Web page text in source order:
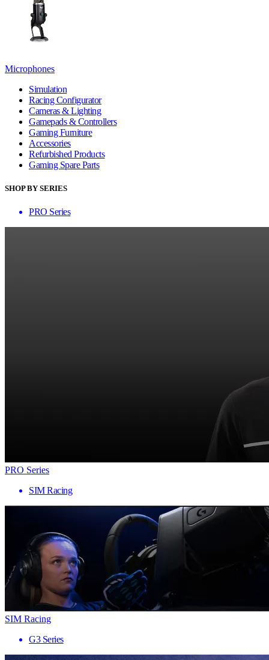
Microphones
Simulation
Racing Configurator
Cameras & Lighting
Gamepads & Controllers
Gaming Furniture
Accessories
Refurbished Products
Gaming Spare Parts
SHOP BY SERIES
PRO Series
PRO Series
SIM Racing
SIM Racing
G3 Series